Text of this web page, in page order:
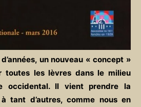
un nouveau « concept »
toutes les lèvres dans le milieu
occidental. Il vient prendre la
tant d’autres, comme nous en